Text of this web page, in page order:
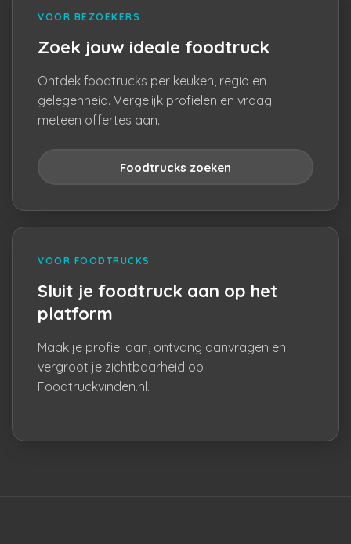
VOOR BEZOEKERS
Zoek jouw ideale foodtruck
Ontdek foodtrucks per keuken, regio en
gelegenheid. Vergelijk profielen en vraag
meteen offertes aan.
Foodtrucks zoeken
VOOR FOODTRUCKS
Sluit je foodtruck aan op het
platform
Maak je profiel aan, ontvang aanvragen en
vergroot je zichtbaarheid op
Foodtruckvinden.nl.